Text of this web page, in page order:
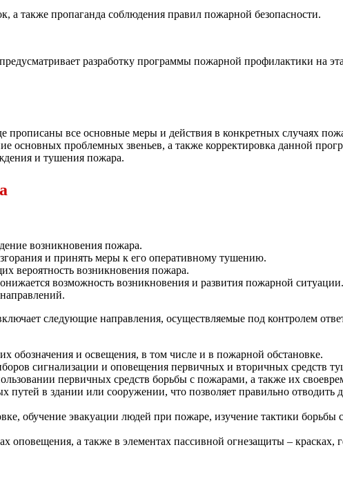
а также пропаганда соблюдения правил пожарной безопасности.
предусматривает разработку программы пожарной профилактики на
прописаны все основные меры и действия в конкретных случаях
основных проблемных звеньев, а также корректировка данной
и тушения пожара.
возникновения пожара.
и принять меры к его оперативному тушению.
вероятность возникновения пожара.
возможность возникновения и развития пожарной ситуации.
следующие направления, осуществляемые под контролем
обозначения и освещения, в том числе и в пожарной обстановке.
сигнализации и оповещения первичных и вторичных средств
первичных средств борьбы с пожарами, а также их
в здании или сооружении, что позволяет правильно отводить
обучение эвакуации людей при пожаре, изучение тактики
оповещения, а также в элементах пассивной огнезащиты – красках,